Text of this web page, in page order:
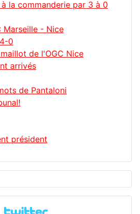
la commanderie par 3 à 0
Marseille - Nice
0
de l'OGC Nice
arrivés
de Pantaloni
président